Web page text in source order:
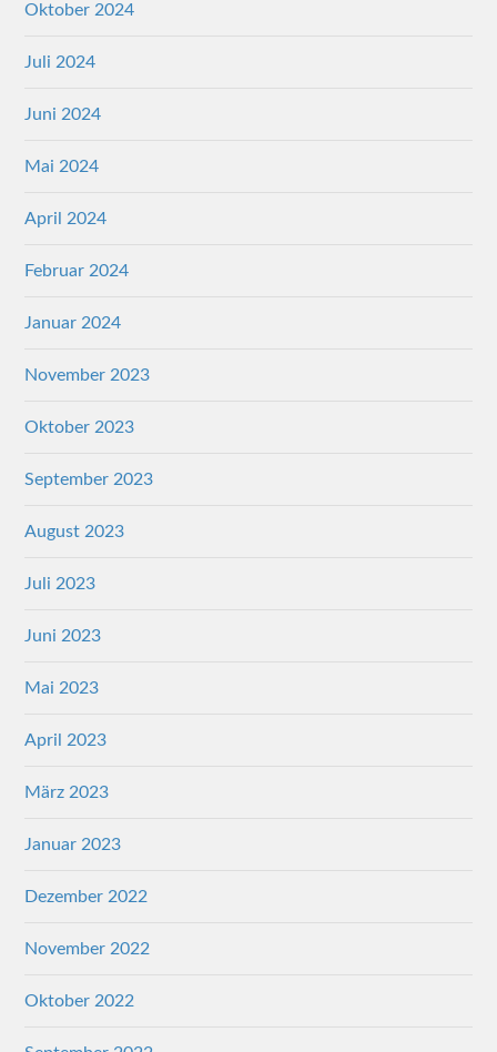
Oktober 2024
Juli 2024
Juni 2024
Mai 2024
April 2024
Februar 2024
Januar 2024
November 2023
Oktober 2023
September 2023
August 2023
Juli 2023
Juni 2023
Mai 2023
April 2023
März 2023
Januar 2023
Dezember 2022
November 2022
Oktober 2022